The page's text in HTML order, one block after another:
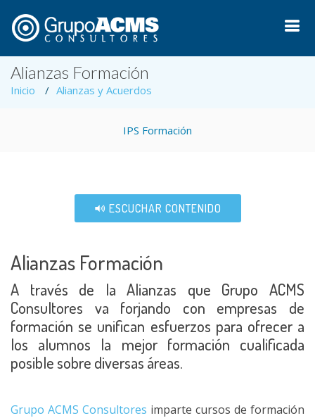
Alianzas Formación
Inicio Alianzas y Acuerdos
IPS Formación
ESCUCHAR CONTENIDO
Alianzas Formación
A través de la Alianzas que Grupo ACMS
Consultores va forjando con empresas de
formación se unifican esfuerzos para ofrecer a
los alumnos la mejor formación cualificada
posible sobre diversas áreas.
Grupo ACMS Consultores imparte cursos de formación